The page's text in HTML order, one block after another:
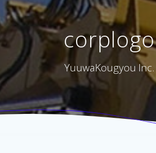
corplogo
YuuwaKougyou Inc.